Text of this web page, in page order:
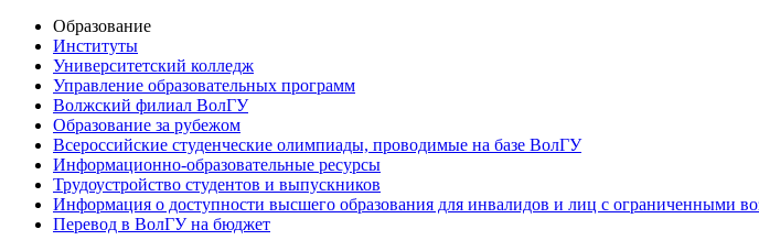
Образование
Институты
Университетский колледж
Управление образовательных программ
Волжский филиал ВолГУ
Образование за рубежом
Всероссийские студенческие олимпиады, проводимые на базе ВолГУ
Информационно-образовательные ресурсы
Трудоустройство студентов и выпускников
Информация о доступности высшего образования для инвалидов и лиц с ограниченными
Перевод в ВолГУ на бюджет